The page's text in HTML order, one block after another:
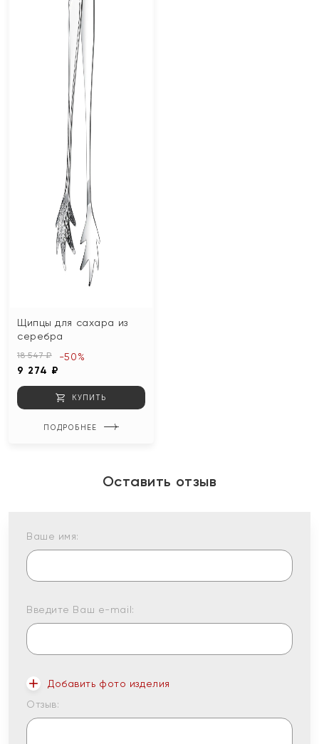
Щипцы для сахара из
серебра
18 547 ₽
9 274 ₽
-50%
КУПИТЬ
ПОДРОБНЕЕ
Оставить отзыв
Ваше имя:
Введите Ваш e-mail:
Добавить фото изделия
Отзыв: